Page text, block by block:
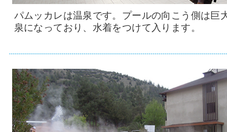
パムッカレは温泉です。プールの向こう側は巨
泉になっており、水着をつけて入ります。